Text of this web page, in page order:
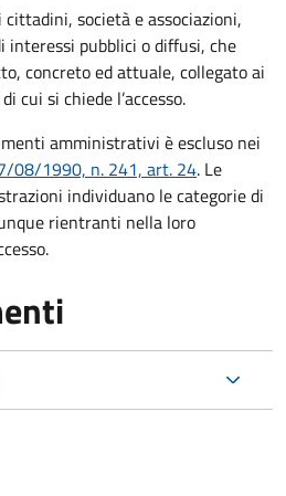
società e associazioni,
pubblici o diffusi, che
concreto ed attuale, collegato ai
cui si chiede l’accesso.
amministrativi è escluso nei
08/1990, n. 241, art. 24. Le
individuano le categorie di
rientranti nella loro